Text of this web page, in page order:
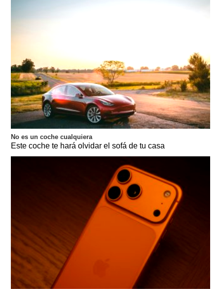
No es un coche cualquiera
Este coche te hará olvidar el sofá de tu casa